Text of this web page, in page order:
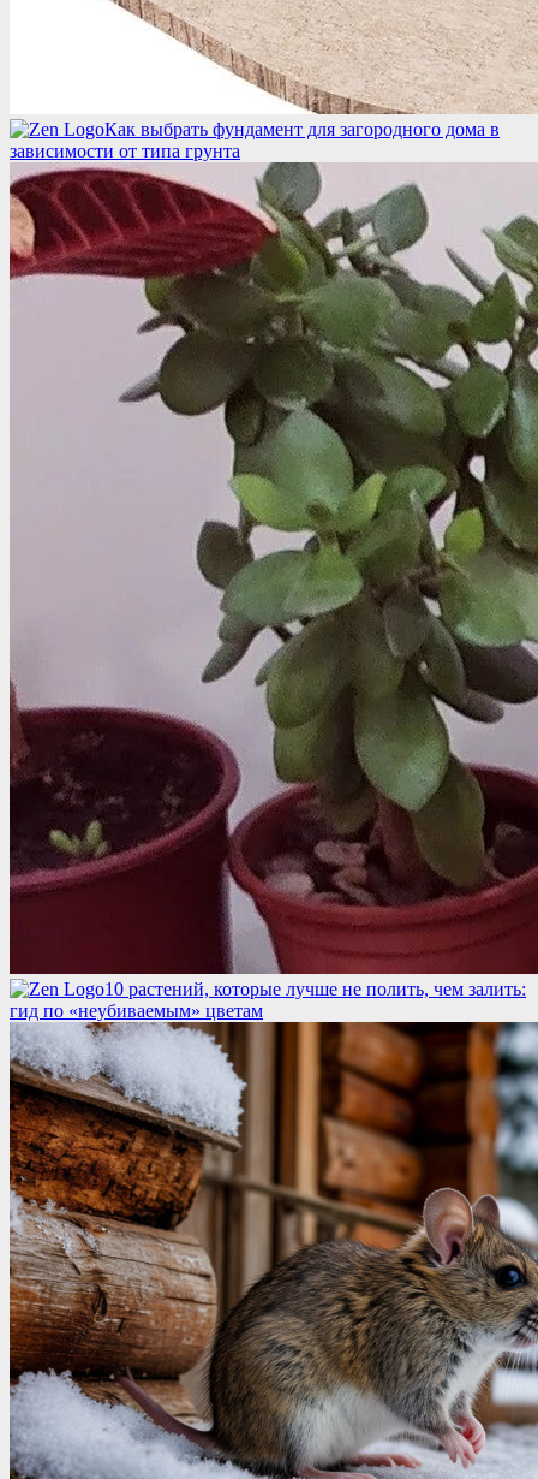
Как выбрать фундамент для загородного дома в
зависимости от типа грунта
10 растений, которые лучше не полить, чем залить:
гид по «неубиваемым» цветам